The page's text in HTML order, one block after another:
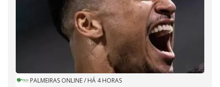
PALMEIRAS ONLINE/ HÁ 4 HORAS